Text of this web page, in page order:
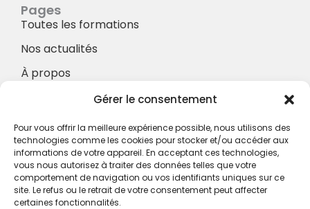
Gérer le consentement
Pour vous offrir la meilleure expérience possible, nous utilisons des
technologies comme les cookies pour stocker et/ou accéder aux
informations de votre appareil. En acceptant ces technologies,
vous nous autorisez à traiter des données telles que votre
comportement de navigation ou vos identifiants uniques sur ce
site. Le refus ou le retrait de votre consentement peut affecter
certaines fonctionnalités.
Pages
Toutes les formations
Nos actualités
À propos
À propos
Hotel à proximité
Politique de confidentialité
CGV